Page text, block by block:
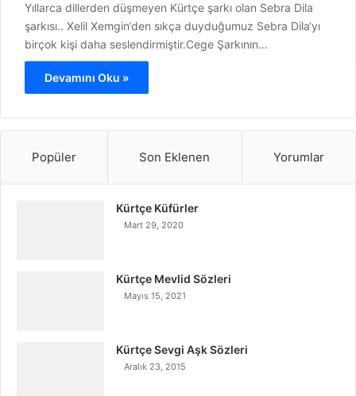
Yıllarca dillerden düşmeyen Kürtçe şarkı olan Sebra Dila
şarkısı.. Xelil Xemgin‘den sıkça duyduğumuz Sebra Dila‘yı
birçok kişi daha seslendirmiştir.Cege Şarkının…
Devamını Oku »
Popüler Son Eklenen Yorumlar
Kürtçe Küfürler
Mart 29, 2020
Kürtçe Mevlid Sözleri
Mayıs 15, 2021
Kürtçe Sevgi Aşk Sözleri
Aralık 23, 2015